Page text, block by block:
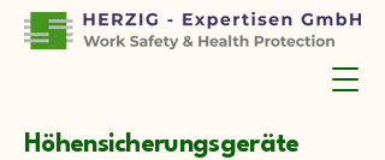
Höhensicherungsgeräte